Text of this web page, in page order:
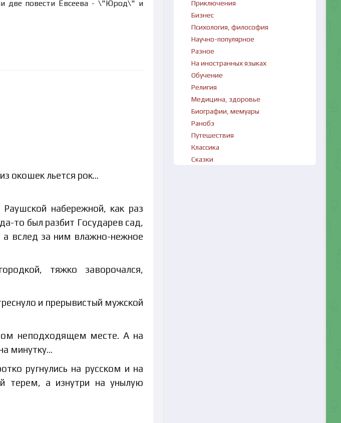
две повести Евсеева - \"Юрод\" и
окошек льется рок…
набережной, как раз
то был разбит Государев сад,
а вслед за ним влажно-нежное
тяжко заворочался,
и прерывистый мужской
неподходящем месте. А на
минутку…
ругнулись на русском и на
терем, а изнутри на унылую
Приключения
Бизнес
Психология, философия
Научно-популярное
Разное
На иностранных языках
Обучение
Религия
Медицина, здоровье
Биографии, мемуары
Ранобэ
Путешествия
Классика
Сказки